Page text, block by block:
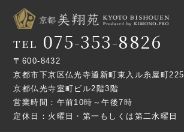
TEL 075-353-8826
〒600-8432
京都市下京区仏光寺通新町東入ル糸屋町225
京都仏光寺室町ビル2階3階
営業時間：午前10時～午後7時
定休日：火曜日・第一もしくは第二水曜日